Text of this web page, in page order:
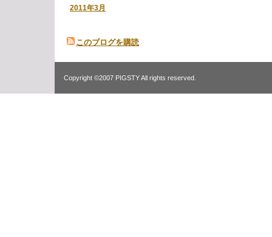
2011年3月
このブログを購読
Copyright ©2007 PIGSTY All rights reserved.